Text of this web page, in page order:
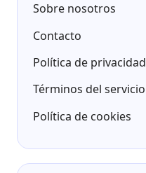
Sobre nosotros
Contacto
Política de privacidad
Términos del servicio
Política de cookies